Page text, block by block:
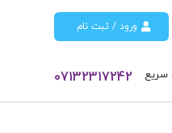
ورود / ثبت نام
07132317242 سریع